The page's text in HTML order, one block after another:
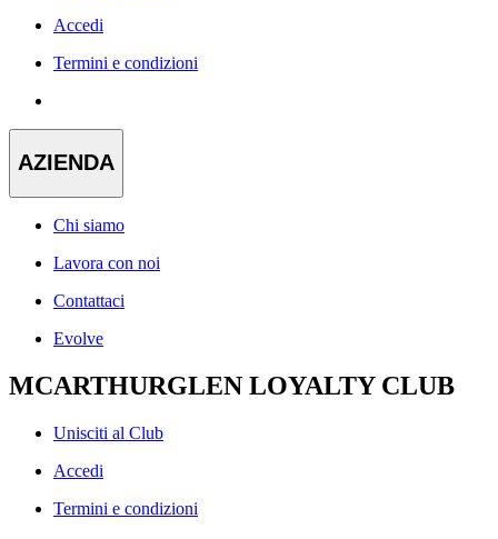
Accedi
Termini e condizioni
AZIENDA
Chi siamo
Lavora con noi
Contattaci
Evolve
MCARTHURGLEN LOYALTY CLUB
Unisciti al Club
Accedi
Termini e condizioni